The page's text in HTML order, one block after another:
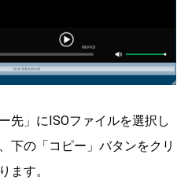
先」にISOファイルを選択し
下の「コピー」バタンをクリ
ます。